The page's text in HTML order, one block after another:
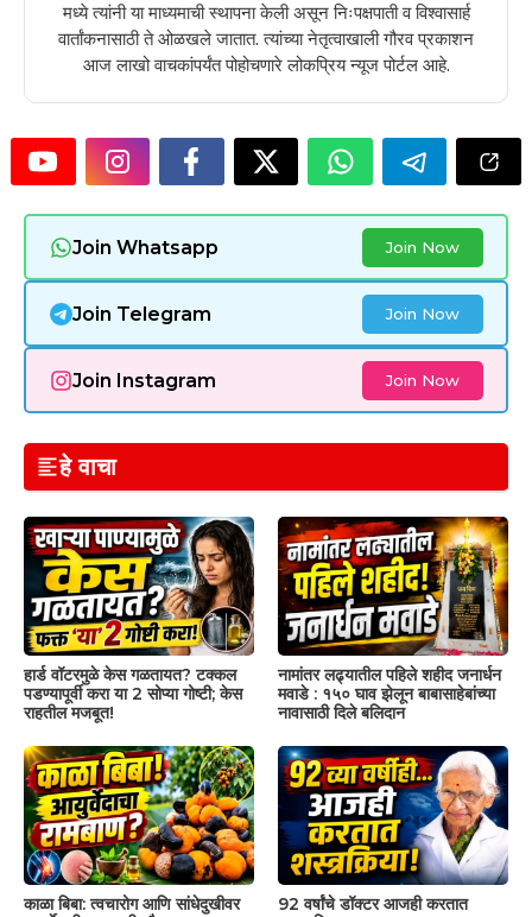
मध्ये त्यांनी या माध्यमाची स्थापना केली असून निःपक्षपाती व विश्वासार्ह
वार्तांकनासाठी ते ओळखले जातात. त्यांच्या नेतृत्वाखाली गौरव प्रकाशन
आज लाखो वाचकांपर्यंत पोहोचणारे लोकप्रिय न्यूज पोर्टल आहे.
Join Whatsapp Join Now
Join Telegram Join Now
Join Instagram Join Now
हे वाचा
हार्ड वॉटरमुळे केस गळतायत? टक्कल
पडण्यापूर्वी करा या 2 सोप्या गोष्टी; केस
राहतील मजबूत!
नामांतर लढ्यातील पहिले शहीद जनार्धन
मवाडे : १५० घाव झेलून बाबासाहेबांच्या
नावासाठी दिले बलिदान
काळा बिबा: त्वचारोग आणि सांधेदुखीवर
92 वर्षांचे डॉक्टर आजही करतात